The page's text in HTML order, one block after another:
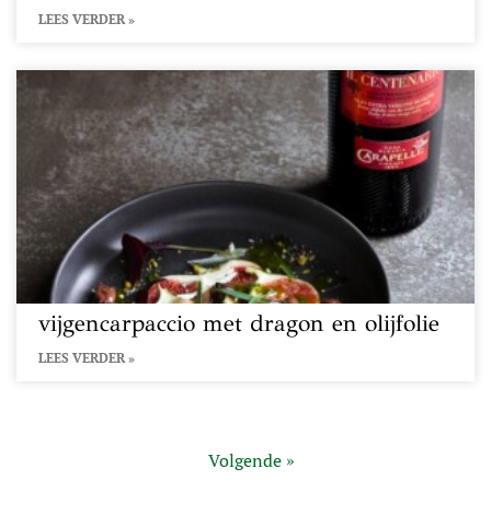
LEES VERDER »
vijgencarpaccio met dragon en olijfolie
LEES VERDER »
Volgende »